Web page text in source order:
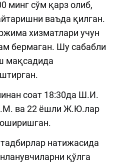
минг сўм қарз олиб,
ваъда қилган.
хизматлари учун
бермаган. Шу сабабли
мақсадида
соат 18:30да Ш.И.
ва 22 ёшли Ж.Ю.лар
натижасида
қўлга